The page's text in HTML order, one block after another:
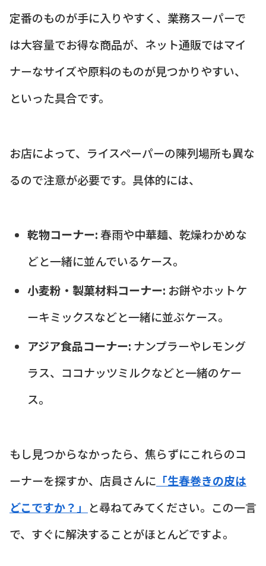
定番のものが手に入りやすく、業務スーパーで
は大容量でお得な商品が、ネット通販ではマイ
ナーなサイズや原料のものが見つかりやすい、
といった具合です。
お店によって、ライスペーパーの陳列場所も異な
るので注意が必要です。具体的には、
乾物コーナー:春雨や中華麺、乾燥わかめな
どと一緒に並んでいるケース。
小麦粉・製菓材料コーナー: お餅やホットケ
ーキミックスなどと一緒に並ぶケース。
アジア食品コーナー: ナンプラーやレモング
ラス、ココナッツミルクなどと一緒のケー
ス。
もし見つからなかったら、焦らずにこれらのコ
ーナーを探すか、店員さんに 「生春巻きの皮は
どこですか？」 と尋ねてみてください。この一言
で、すぐに解決することがほとんどですよ。